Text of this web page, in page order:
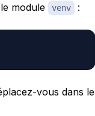
module venv :
vous dans le